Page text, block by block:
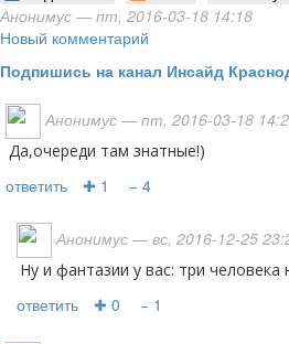
Анонимус — пт, 2016-03-18 14:18
Новый комментарий
Подпишись на канал Инсайд
Анонимус — пт, 2016-03-18
Да,очереди там знатные!)
ответить ✚ 1 − 4
Анонимус — вс, 2016-12-25
Ну и фантазии у вас: три
ответить ✚ 0 − 1